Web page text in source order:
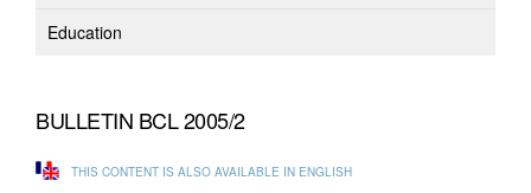
Education
BULLETIN BCL 2005/2
THIS CONTENT IS ALSO AVAILABLE IN ENGLISH